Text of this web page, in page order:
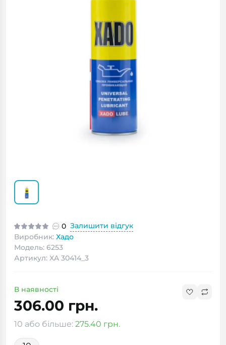
0 Залишити відгук
Виробник: Хадо
Модель: 6253
Артикул: XA 30414_3
В наявності
306.00 грн.
10 або більше: 275.40 грн.